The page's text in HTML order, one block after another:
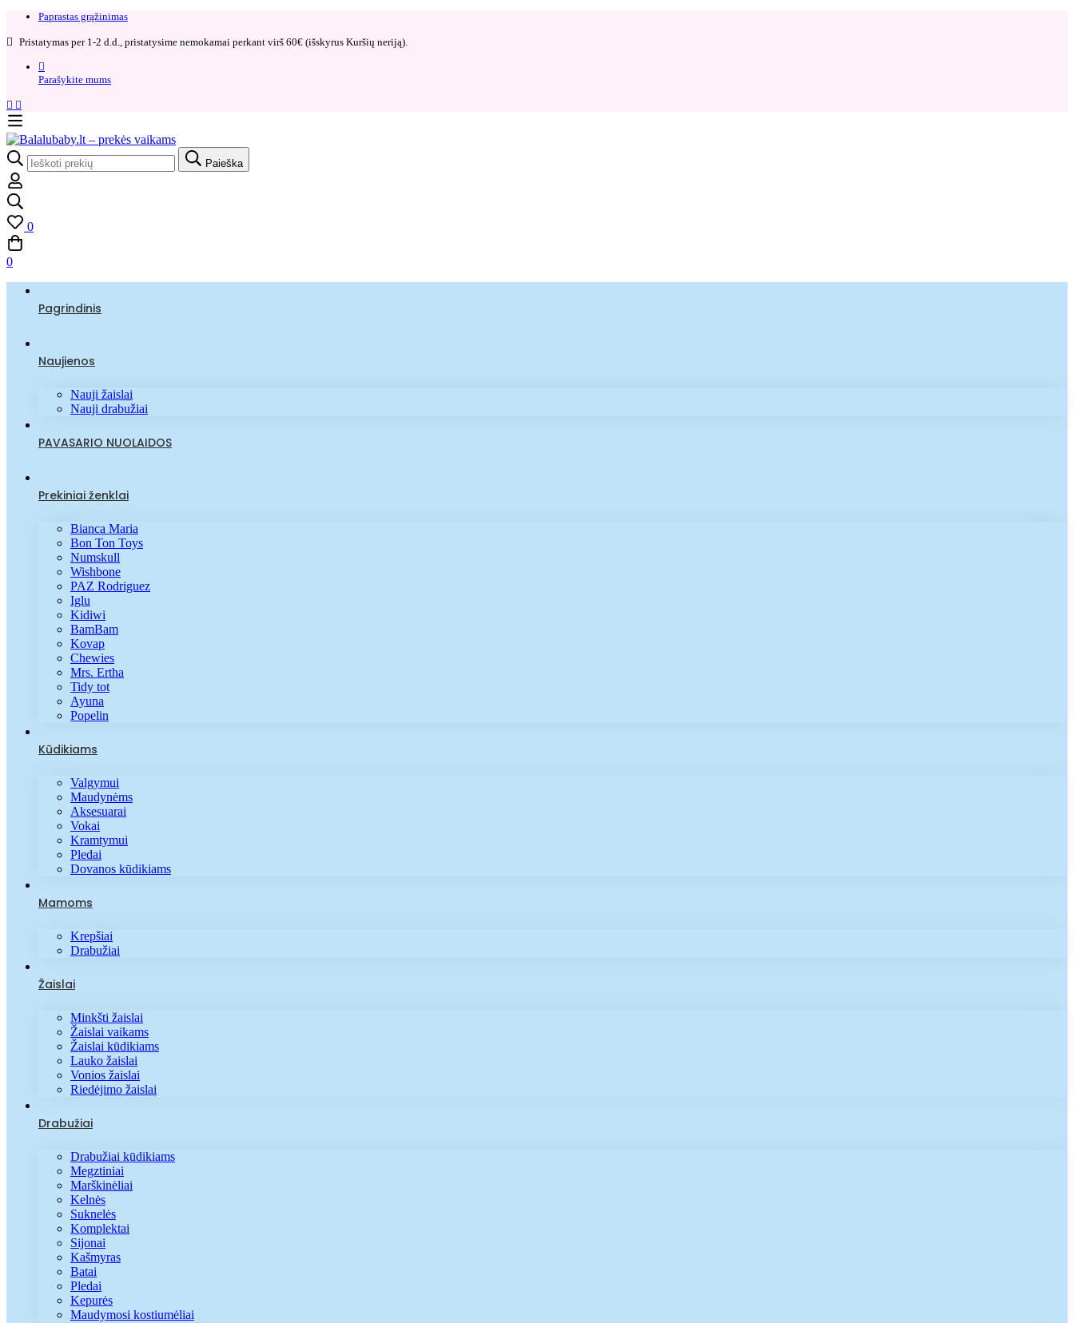
Paprastas grąžinimas​
Pristatymas per 1-2 d.d., pristatysime nemokamai perkant virš 60€ (išskyrus Kuršių neriją).
Parašykite mums
Search
for:
Paieška
0
0
Pagrindinis
Naujienos
Nauji žaislai
Nauji drabužiai
PAVASARIO NUOLAIDOS
Prekiniai ženklai
Bianca Maria
Bon Ton Toys
Numskull
Wishbone
PAZ Rodriguez
Iglu
Kidiwi
BamBam
Kovap
Chewies
Mrs. Ertha
Tidy tot
Ayuna
Popelin
Kūdikiams
Valgymui
Maudynėms
Aksesuarai
Vokai
Kramtymui
Pledai
Dovanos kūdikiams
Mamoms
Krepšiai
Drabužiai
Žaislai
Minkšti žaislai
Žaislai vaikams
Žaislai kūdikiams
Lauko žaislai
Vonios žaislai
Riedėjimo žaislai
Drabužiai
Drabužiai kūdikiams
Megztiniai
Marškinėliai
Kelnės
Suknelės
Komplektai
Sijonai
Kašmyras
Batai
Pledai
Kepurės
Maudymosi kostiumėliai